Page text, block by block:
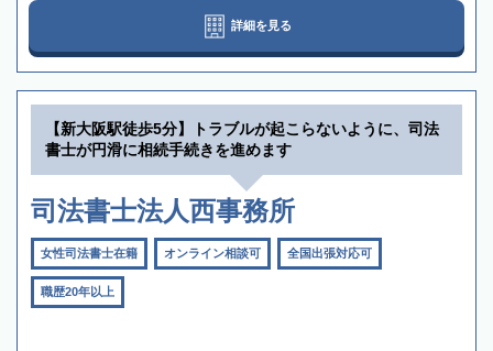
詳細を見る
【新大阪駅徒歩5分】トラブルが起こらないように、司法
書士が円滑に相続手続きを進めます
司法書士法人西事務所
女性司法書士在籍 オンライン相談可 全国出張対応可
職歴20年以上